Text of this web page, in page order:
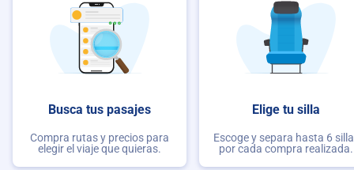
Busca tus pasajes
Compra rutas y precios para
elegir el viaje que quieras.
Elige tu silla
Escoge y separa hasta 6
por cada compra realizada.